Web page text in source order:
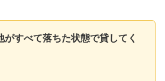
がすべて落ちた状態で貸してく